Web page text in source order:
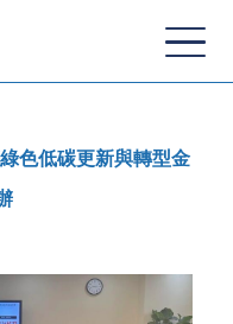
色低碳更新與轉型金